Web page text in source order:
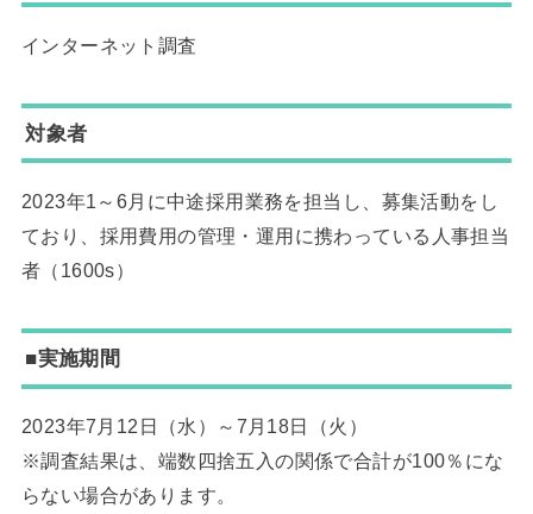
インターネット調査
対象者
2023年1～6月に中途採用業務を担当し、募集活動をし
ており、採用費用の管理・運用に携わっている人事担当
者（1600s）
■実施期間
2023年7月12日（水）～7月18日（火）
※調査結果は、端数四捨五入の関係で合計が100％にな
らない場合があります。